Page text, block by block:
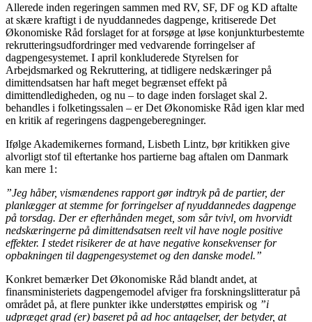
Allerede inden regeringen sammen med RV, SF, DF og KD aftalte
at skære kraftigt i de nyuddannedes dagpenge, kritiserede Det
Økonomiske Råd forslaget for at forsøge at løse konjunkturbestemte
rekrutteringsudfordringer med vedvarende forringelser af
dagpengesystemet. I april konkluderede Styrelsen for
Arbejdsmarked og Rekruttering, at tidligere nedskæringer på
dimittendsatsen har haft meget begrænset effekt på
dimittendledigheden, og nu – to dage inden forslaget skal 2.
behandles i folketingssalen – er Det Økonomiske Råd igen klar med
en kritik af regeringens dagpengeberegninger.
Ifølge Akademikernes formand, Lisbeth Lintz, bør kritikken give
alvorligt stof til eftertanke hos partierne bag aftalen om Danmark
kan mere 1:
”Jeg håber, vismændenes rapport gør indtryk på de partier, der
planlægger at stemme for forringelser af nyuddannedes dagpenge
på torsdag. Der er efterhånden meget, som sår tvivl, om hvorvidt
nedskæringerne på dimittendsatsen reelt vil have nogle positive
effekter. I stedet risikerer de at have negative konsekvenser for
opbakningen til dagpengesystemet og den danske model.”
Konkret bemærker Det Økonomiske Råd blandt andet, at
finansministeriets dagpengemodel afviger fra forskningslitteratur på
området på, at flere punkter ikke understøttes empirisk og ”i
udpræget grad (er) baseret på ad hoc antagelser, der betyder, at